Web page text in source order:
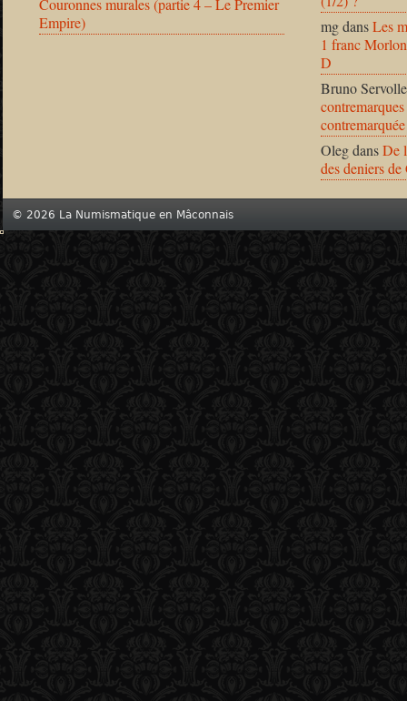
Couronnes murales (partie 4 – Le Premier
Empire)
mgdansLes
1 franc
D
Bruno Servolle
OlegdansDe
des deniers
© 2026 La Numismatique en Mâconnais